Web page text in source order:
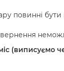
повинні бути
(виписуємо